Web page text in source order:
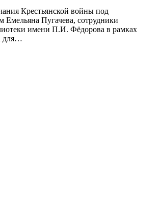
Крестьянской войны под
Емельяна Пугачева, сотрудники
имени П.И. Фёдорова в рамках
для…